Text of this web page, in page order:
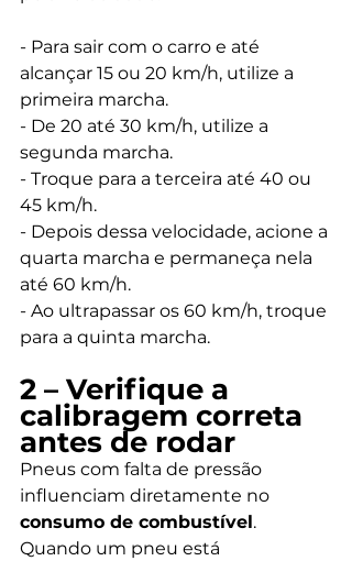
- Para sair com o carro e até
alcançar 15 ou 20 km/h, utilize a
primeira marcha.
- De 20 até 30 km/h, utilize a
segunda marcha.
- Troque para a terceira até 40 ou
45 km/h.
- Depois dessa velocidade, acione a
quarta marcha e permaneça nela
até 60 km/h.
- Ao ultrapassar os 60 km/h, troque
para a quinta marcha.
2 – Verifique a
calibragem correta
antes de rodar
Pneus com falta de pressão
influenciam diretamente no
consumo de combustível.
Quando um pneu está